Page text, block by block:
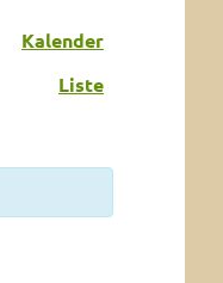
Kalender
Liste